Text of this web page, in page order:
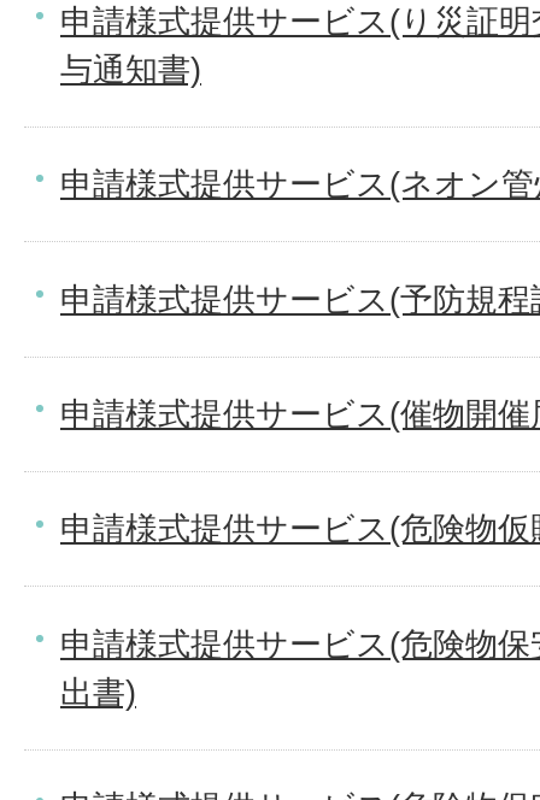
申請様式提供サービス(り災証
与通知書)
申請様式提供サービス(ネオン
申請様式提供サービス(予防規
申請様式提供サービス(催物開催
申請様式提供サービス(危険物
申請様式提供サービス(危険物
出書)